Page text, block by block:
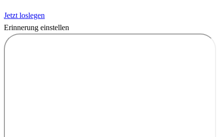
Jetzt loslegen
Erinnerung einstellen